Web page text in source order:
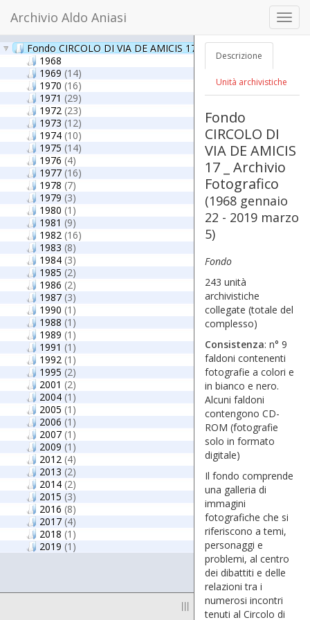
Archivio Aldo Aniasi
Fondo CIRCOLO DI VIA DE AMICIS 17 _ Archivio Fotografico
1968
1969 (14)
1970 (16)
1971 (29)
1972 (23)
1973 (12)
1974 (10)
1975 (14)
1976 (4)
1977 (16)
1978 (7)
1979 (3)
1980 (1)
1981 (9)
1982 (16)
1983 (8)
1984 (3)
1985 (2)
1986 (2)
1987 (3)
1990 (1)
1988 (1)
1989 (1)
1991 (1)
1992 (1)
1995 (2)
2001 (2)
2004 (1)
2005 (1)
2006 (1)
2007 (1)
2009 (1)
2012 (4)
2013 (2)
2014 (2)
2015 (3)
2016 (8)
2017 (4)
2018 (1)
2019 (1)
|||
Descrizione
Unità archivistiche
Fondo
CIRCOLO DI
VIA DE AMICIS
17 _ Archivio
Fotografico
(1968 gennaio
22 - 2019 marzo
5)
Fondo
243 unità
archivistiche
collegate (totale del
complesso)
Consistenza: n° 9
faldoni contenenti
fotografie a colori e
in bianco e nero.
Alcuni faldoni
contengono CD-
ROM (fotografie
solo in formato
digitale)
Il fondo comprende
una galleria di
immagini
fotografiche che si
riferiscono a temi,
personaggi e
problemi, al centro
dei dibattiti e delle
relazioni tra i
numerosi incontri
tenuti al Circolo di